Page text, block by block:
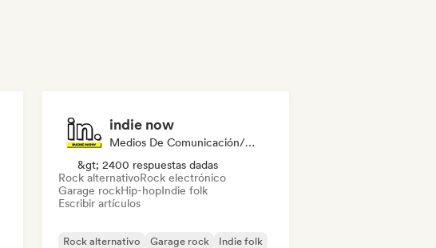
indie now
Medios De Comunicación/Periodista
&gt; 2400 respuestas dadas
Rock alternativoRock electrónico
Garage rockHip-hopIndie folk
Escribir artículos
Rock alternativo Garage rock
Indie folk